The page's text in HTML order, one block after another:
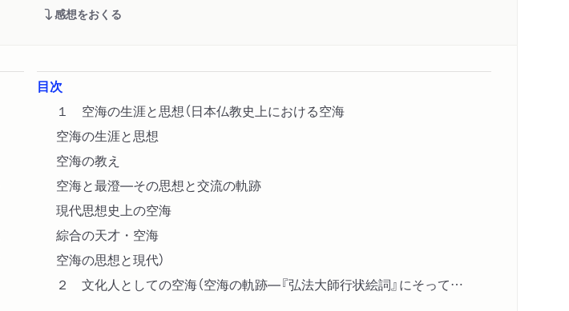
感想をおくる
目次
１ 空海の生涯と思想（日本仏教史上における空海
空海の生涯と思想
空海の教え
空海と最澄―その思想と交流の軌跡
現代思想史上の空海
綜合の天才・空海
空海の思想と現代）
２ 文化人としての空海（空海の軌跡―『弘法大師行状絵詞』にそって